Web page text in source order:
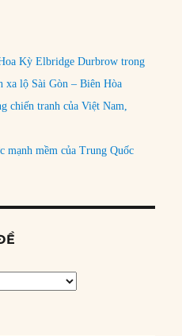
Kỳ Elbridge Durbrow trong
xa lộ Sài Gòn – Biên Hòa
chiến tranh của Việt Nam,
mạnh mềm của Trung Quốc